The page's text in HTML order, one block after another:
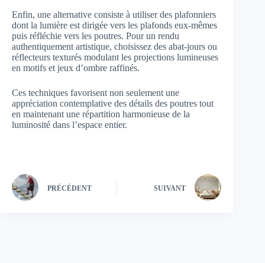
Enfin, une alternative consiste à utiliser des plafonniers
dont la lumière est dirigée vers les plafonds eux-mêmes
puis réfléchie vers les poutres. Pour un rendu
authentiquement artistique, choisissez des abat-jours ou
réflecteurs texturés modulant les projections lumineuses
en motifs et jeux d’ombre raffinés.
Ces techniques favorisent non seulement une
appréciation contemplative des détails des poutres tout
en maintenant une répartition harmonieuse de la
luminosité dans l’espace entier.
PRÉCÉDENT SUIVANT